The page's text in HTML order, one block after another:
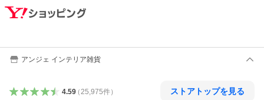
アンジェ インテリア雑貨
4.59（ 25,975件） ストアトップを見る